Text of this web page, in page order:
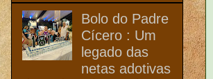
Bolo do Padre
Cícero : Um
legado das
netas adotivas